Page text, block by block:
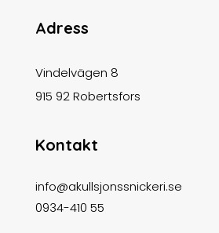
Adress
Vindelvägen 8
915 92 Robertsfors
Kontakt
info@akullsjonssnickeri.se
0934-410 55